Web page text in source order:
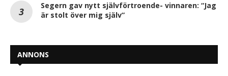
Segern gav nytt självförtroende- vinnaren: “Jag
är stolt över mig själv”
ANNONS